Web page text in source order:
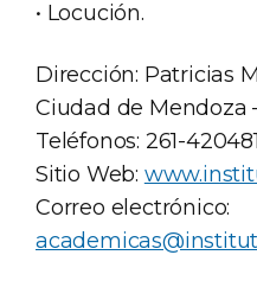
• Locución.
Dirección: Patricias
Ciudad de Mendoza
Teléfonos: 261-
Sitio Web:
Correo electrónico: